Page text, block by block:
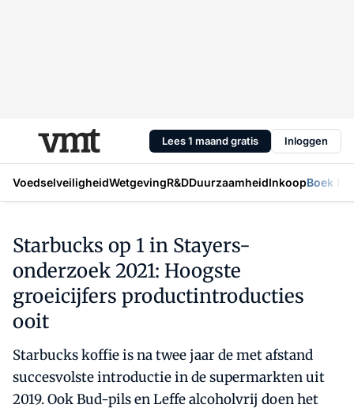
Lees 1 maand gratis Inloggen
VoedselveiligheidWetgevingR&DDuurzaamheidInkoopBoek
Starbucks op 1 in Stayers-
onderzoek 2021: Hoogste
groeicijfers productintroducties
ooit
Starbucks koffie is na twee jaar de met afstand
succesvolste introductie in de supermarkten uit
2019. Ook Bud-pils en Leffe alcoholvrij doen het